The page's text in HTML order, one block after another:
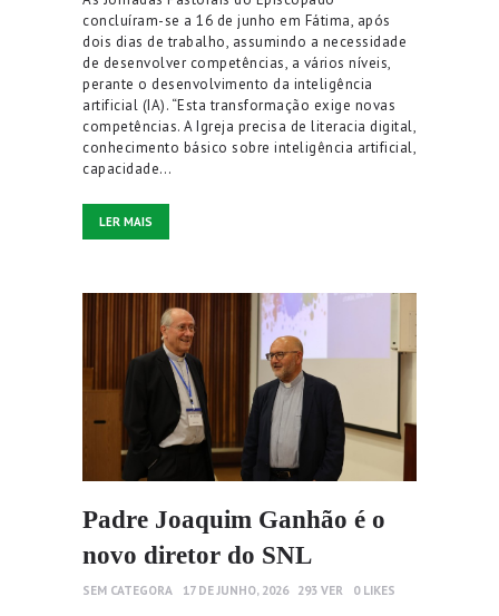
concluíram-se a 16 de junho em Fátima, após
dois dias de trabalho, assumindo a necessidade
de desenvolver competências, a vários níveis,
perante o desenvolvimento da inteligência
artificial (IA). “Esta transformação exige novas
competências. A Igreja precisa de literacia digital,
conhecimento básico sobre inteligência artificial,
capacidade…
LER MAIS
Padre Joaquim Ganhão é o
novo diretor do SNL
SEM CATEGORA 17 DE JUNHO, 2026 293 VER 0 LIKES